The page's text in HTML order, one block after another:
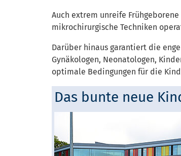
Auch extrem unreife
mikrochirurgische Techniken
Darüber hinaus garantiert die
Gynäkologen, Neonatologen,
optimale Bedingungen für die
Das bunte neue